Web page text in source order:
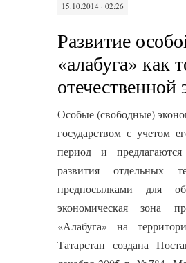
15.10.2014 · 02:26
Развитие
«алабуга» как
Особые (свободные)
государством с учетом
период и
развития отдельных
предпосылками для
экономическая зона
«Алабуга» на
Татарстан создана